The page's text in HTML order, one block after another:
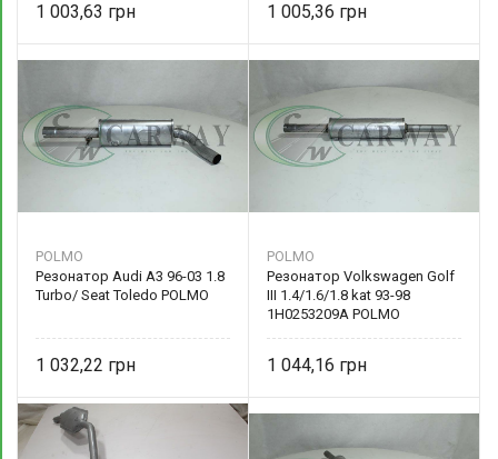
1 003,63 1 005,36
POLMO
Резонатор Audi A3 96-03 1.8
Turbo/ Seat Toledo POLMO
1 032,22
POLMO
Резонатор Volkswagen Golf
III 1.4/1.6/1.8 kat 93-98
1H0253209A POLMO
1 044,16